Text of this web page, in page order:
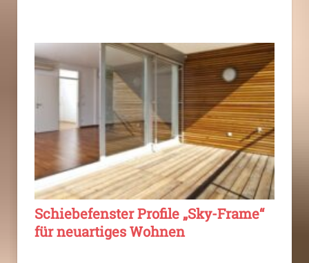
Schiebefenster Profile „Sky-Frame“
für neuartiges Wohnen